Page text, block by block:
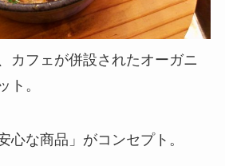
カフェが併設されたオーガニ
ト。
心な商品」がコンセプト。